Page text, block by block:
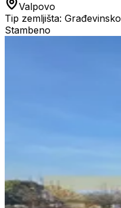
Valpovo
Tip zemljišta: Građevinsko
Stambeno